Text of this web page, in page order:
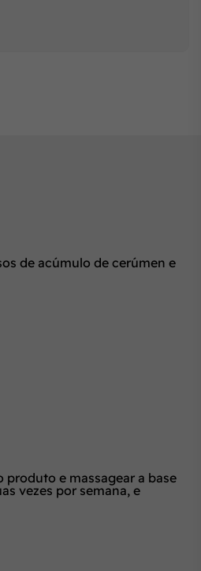
de acúmulo de cerúmen e
e massagear a base
vezes por semana, e